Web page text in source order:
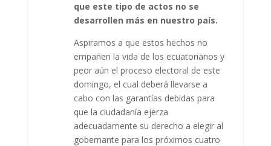
que este tipo de actos no se
desarrollen más en nuestro país.
Aspiramos a que estos hechos no
empañen la vida de los ecuatorianos y
peor aún el proceso electoral de este
domingo, el cual deberá llevarse a
cabo con las garantías debidas para
que la ciudadanía ejerza
adecuadamente su derecho a elegir al
gobernante para los próximos cuatro